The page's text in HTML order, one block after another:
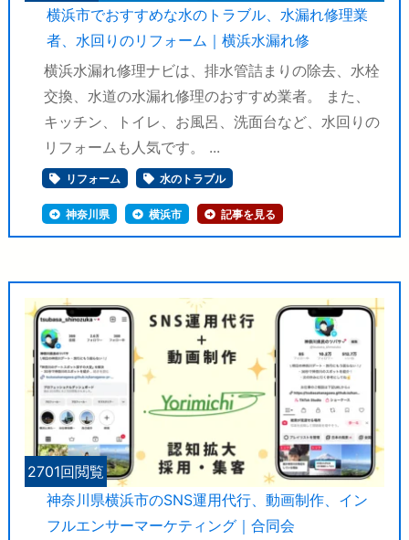
横浜市でおすすめな水のトラブル、水漏れ修理業
者、水回りのリフォーム｜横浜水漏れ修
横浜水漏れ修理ナビは、排水管詰まりの除去、水栓
交換、水道の水漏れ修理のおすすめ業者。 また、
キッチン、トイレ、お風呂、洗面台など、水回りの
リフォームも人気です。 ...
リフォーム 水のトラブル
神奈川県 横浜市 記事を見る
2701回閲覧
神奈川県横浜市のSNS運用代行、動画制作、イン
フルエンサーマーケティング｜合同会